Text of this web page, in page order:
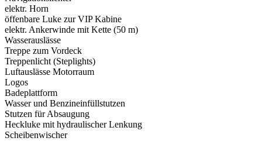
elektr. Horn
öffenbare Luke zur VIP Kabine
elektr. Ankerwinde mit Kette (50 m)
Wasserauslässe
Treppe zum Vordeck
Treppenlicht (Steplights)
Luftauslässe Motorraum
Logos
Badeplattform
Wasser und Benzineinfüllstutzen
Stutzen für Absaugung
Heckluke mit hydraulischer Lenkung
Scheibenwischer